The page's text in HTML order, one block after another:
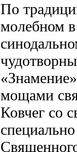
По
молебном
мощами
Ковчег со